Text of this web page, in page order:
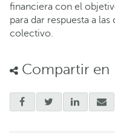
financiera con el
para dar respuesta a
colectivo.
Compartir en